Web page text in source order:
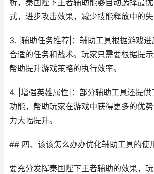
析，秦国陛下王者辅助能够自动选择最
式，进步攻击效果，减少技能释放中的失
3. |辅助任务推荐|：辅助工具根据游戏
合适的任务和战术。玩家只需要根据提示
帮助提升游戏策略的执行效率。
4. |增强英雄属性|：部分辅助工具还提
功能，帮助玩家在游戏中获得更多的优
力大幅提升。
## 四、该该怎么办办优化辅助工具的使
要充分发挥秦国陛下王者辅助的效果，